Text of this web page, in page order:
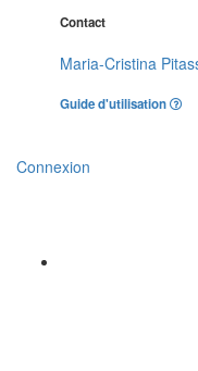
Contact
Maria-Cristina
Guide d'utilisation
Connexion